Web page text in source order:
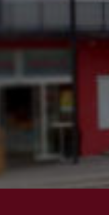
Rund
Ver- &
Bauen